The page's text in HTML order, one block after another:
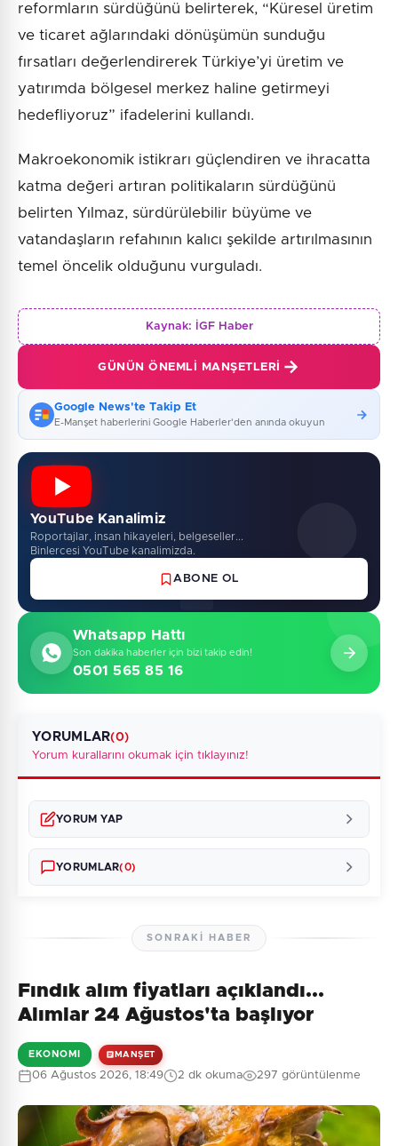
reformların sürdüğünü belirterek, “Küresel üretim
ve ticaret ağlarındaki dönüşümün sunduğu
fırsatları değerlendirerek Türkiye’yi üretim ve
yatırımda bölgesel merkez haline getirmeyi
hedefliyoruz” ifadelerini kullandı.
Makroekonomik istikrarı güçlendiren ve ihracatta
katma değeri artıran politikaların sürdüğünü
belirten Yılmaz, sürdürülebilir büyüme ve
vatandaşların refahının kalıcı şekilde artırılmasının
temel öncelik olduğunu vurguladı.
Kaynak: İGF Haber
GÜNÜN ÖNEMLI MANŞETLERI
Google News'te Takip Et
E-Manşet haberlerini Google Haberler'den anında okuyun
YouTube Kanalimiz
Roportajlar, insan hikayeleri, belgeseller...
Binlercesi YouTube kanalimizda.
ABONE OL
Whatsapp Hattı
Son dakika haberler için bizi takip edin!
0501 565 85 16
YORUMLAR(0)
Yorum kurallarını okumak için tıklayınız!
YORUM YAP
Güvenlik Sorusu:
10 + 3 = ?
YORUMLAR(0)
Henüz yorum yapılmamış. İlk yorumu siz yapın!
SONRAKI HABER
Fındık alım fiyatları açıklandı...
Alımlar 24 Ağustos'ta başlıyor
EKONOMI MANŞET
06 Ağustos 2026, 18:49 2 dk okuma 297 görüntülenme